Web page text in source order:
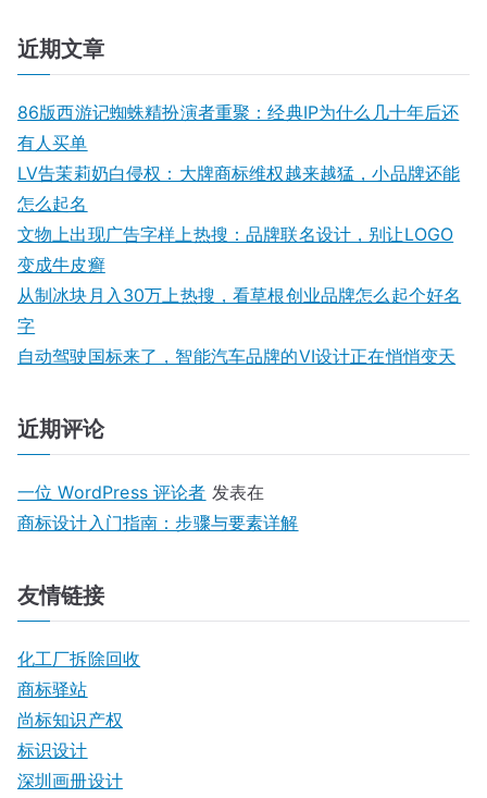
符
近期文章
86版西游记蜘蛛精扮演者重聚：经典IP为什么几十年后还
有人买单
LV告茉莉奶白侵权：大牌商标维权越来越猛，小品牌还能
怎么起名
文物上出现广告字样上热搜：品牌联名设计，别让LOGO
变成牛皮癣
从制冰块月入30万上热搜，看草根创业品牌怎么起个好名
字
自动驾驶国标来了，智能汽车品牌的VI设计正在悄悄变天
近期评论
一位 WordPress 评论者 发表在
商标设计入门指南：步骤与要素详解
友情链接
化工厂拆除回收
商标驿站
尚标知识产权
标识设计
深圳画册设计